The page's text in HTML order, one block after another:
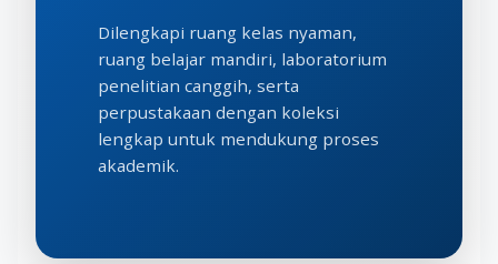
Dilengkapi ruang kelas nyaman,
ruang belajar mandiri, laboratorium
penelitian canggih, serta
perpustakaan dengan koleksi
lengkap untuk mendukung proses
akademik.